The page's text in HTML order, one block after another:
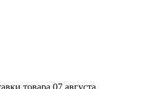
товара 07 августа